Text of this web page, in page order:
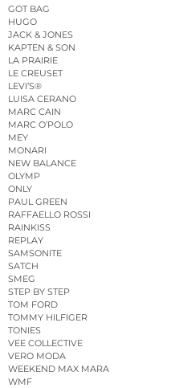
GOT BAG
HUGO
JACK & JONES
KAPTEN & SON
LA PRAIRIE
LE CREUSET
LEVI’S®
LUISA CERANO
MARC CAIN
MARC O’POLO
MEY
MONARI
NEW BALANCE
OLYMP
ONLY
PAUL GREEN
RAFFAELLO ROSSI
RAINKISS
REPLAY
SAMSONITE
SATCH
SMEG
STEP BY STEP
TOM FORD
TOMMY HILFIGER
TONIES
VEE COLLECTIVE
VERO MODA
WEEKEND MAX MARA
WMF